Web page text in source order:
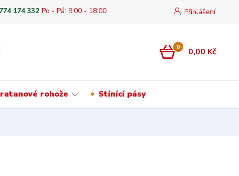
Přihlášení
174 332 Po - Pá: 9:00 - 18:00
0 0,00 Kč
rohože Stínící pásy